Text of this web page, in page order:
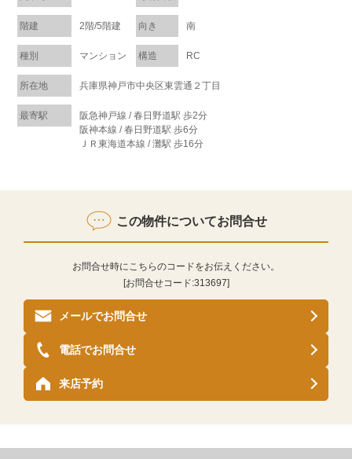
階建 2階/5階建 向き 南
種別 マンション 構造 RC
所在地 兵庫県神戸市中央区東雲通２丁目
最寄駅
阪急神戸線 / 春日野道駅 歩2分
阪神本線 / 春日野道駅 歩6分
ＪＲ東海道本線 / 灘駅 歩16分
この物件についてお問合せ
お問合せ時にこちらのコードをお伝えください。
[お問合せコード:313697]
メールでお問合せ
来店予約
電話でお問合せ